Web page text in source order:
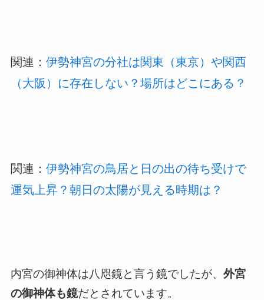
関連： 伊勢神宮の分社は関東（東京）や関西
（大阪）に存在しない？場所はどこにある？
関連： 伊勢神宮の鳥居と日の出の待ち受けで
運気上昇？朝日の太陽が見える時期は？
内宮の御神体は八咫鏡と言う鏡でしたが、 外宮
の御神体も鏡だとされています。